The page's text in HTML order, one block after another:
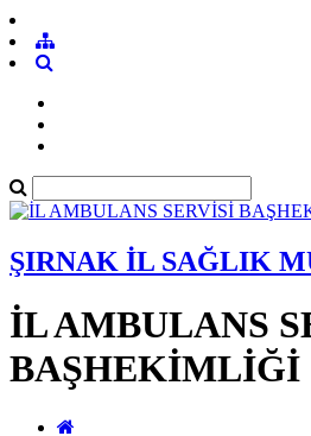
ŞIRNAK İL SAĞLIK
İL AMBULANS
BAŞHEKİMLİĞİ